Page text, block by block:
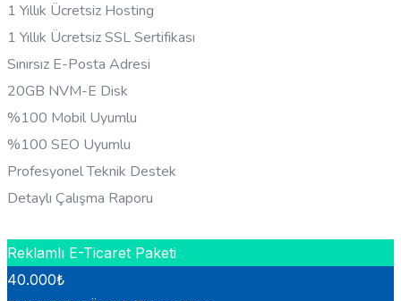
1 Yıllık Ücretsiz Hosting
1 Yıllık Ücretsiz SSL Sertifikası
Sınırsız E-Posta Adresi
20GB NVM-E Disk
%100 Mobil Uyumlu
%100 SEO Uyumlu
Profesyonel Teknik Destek
Detaylı Çalışma Raporu
Reklamlı E-Ticaret Paketi
40.000₺